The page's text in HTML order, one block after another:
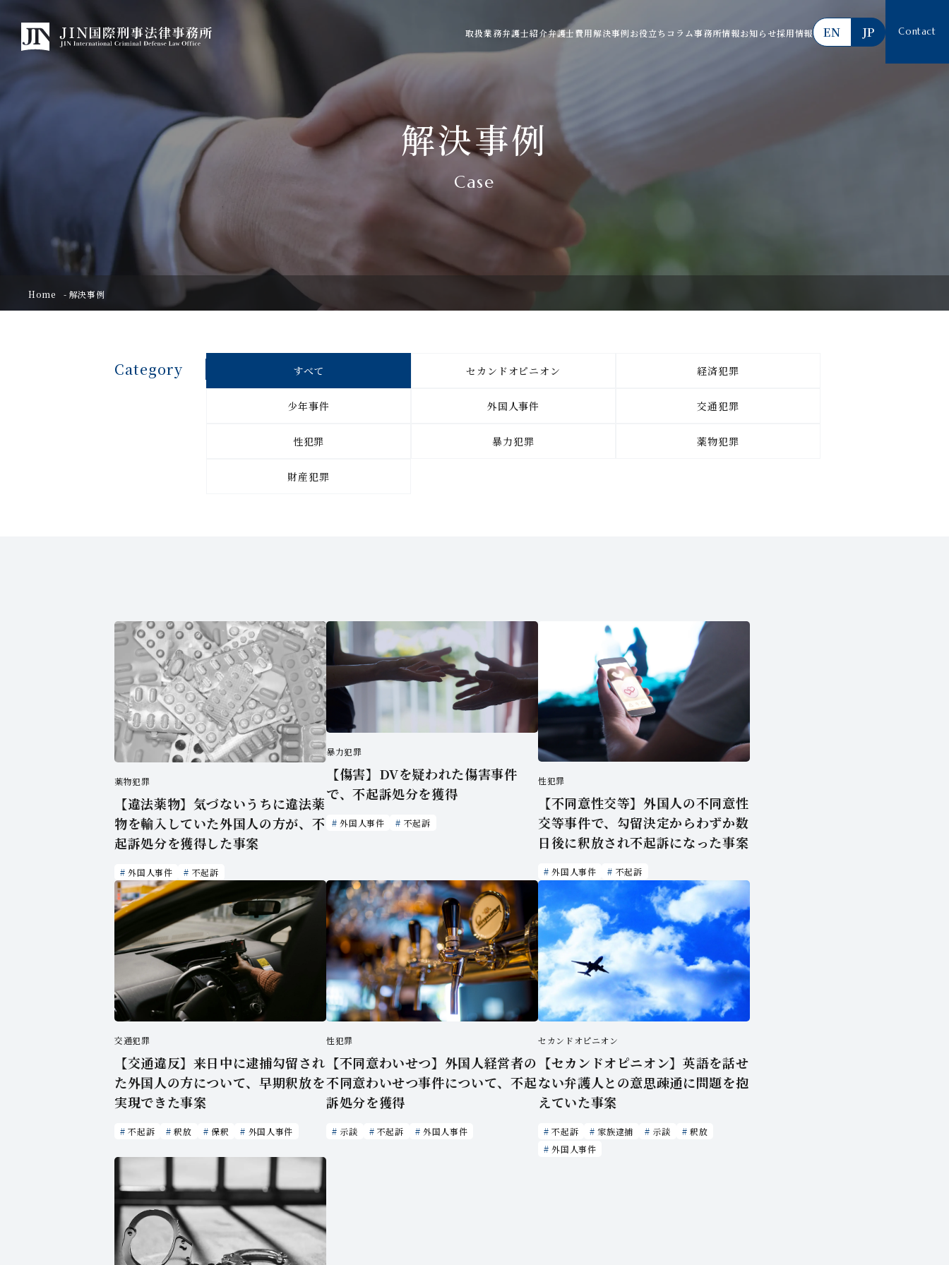
取扱業務弁護士紹介弁護士費用解決事例お役立ちコラム事務所情報お知らせ採用情報 EN JP Contact
Home 解決事例
解決事例
Case
Category すべて セカンドオピニオン 経済犯罪
少年事件 外国人事件 交通犯罪
性犯罪 暴力犯罪 薬物犯罪
財産犯罪
薬物犯罪
【違法薬物】気づないうちに違法薬
物を輸入していた外国人の方が、不
起訴処分を獲得した事案
外国人事件 不起訴
暴力犯罪
【傷害】DVを疑われた傷害事件
で、不起訴処分を獲得
外国人事件 不起訴
性犯罪
【不同意性交等】外国人の不同意性
交等事件で、勾留決定からわずか数
日後に釈放され不起訴になった事案
外国人事件 不起訴
交通犯罪
【交通違反】来日中に逮捕勾留され
た外国人の方について、早期釈放を
実現できた事案
不起訴 釈放 保釈 外国人事件
性犯罪
【不同意わいせつ】外国人経営者の
不同意わいせつ事件について、不起
訴処分を獲得
示談 不起訴 外国人事件
セカンドオピニオン
【セカンドオピニオン】英語を話せ
ない弁護人との意思疎通に問題を抱
えていた事案
不起訴 家族逮捕 示談
釈放
外国人事件